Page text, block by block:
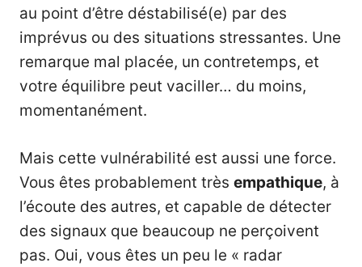
au point d’être déstabilisé(e) par des
imprévus ou des situations stressantes. Une
remarque mal placée, un contretemps, et
votre équilibre peut vaciller… du moins,
momentanément.
Mais cette vulnérabilité est aussi une force.
Vous êtes probablement très empathique, à
l’écoute des autres, et capable de détecter
des signaux que beaucoup ne perçoivent
pas. Oui, vous êtes un peu le « radar